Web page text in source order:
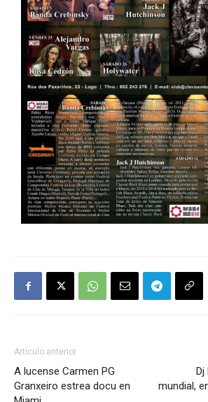
Artículo anterior
A lucense Carmen PG
Granxeiro estrea docu en
mundial,